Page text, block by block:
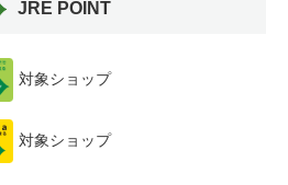
JRE POINT
対象ショップ
対象ショップ